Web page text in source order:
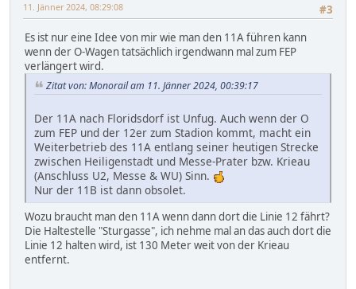
#3
11. Jänner 2024, 08:29:08
Es ist nur eine Idee von mir wie man den 11A führen kann
wenn der O-Wagen tatsächlich irgendwann mal zum FEP
verlängert wird.
Zitat von: Monorail am 11. Jänner 2024, 00:39:17
Der 11A nach Floridsdorf ist Unfug. Auch wenn der O
zum FEP und der 12er zum Stadion kommt, macht ein
Weiterbetrieb des 11A entlang seiner heutigen Strecke
zwischen Heiligenstadt und Messe-Prater bzw. Krieau
(Anschluss U2, Messe & WU) Sinn.
Nur der 11B ist dann obsolet.
Wozu braucht man den 11A wenn dann dort die Linie 12 fährt?
Die Haltestelle "Sturgasse", ich nehme mal an das auch dort die
Linie 12 halten wird, ist 130 Meter weit von der Krieau
entfernt.